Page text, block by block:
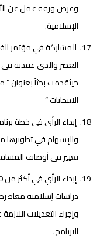
وعرض ورقة عمل عن
الإسلامية.
المشاركة في مؤتمر
العصر والذي عقدته في
حيثقدمت بحثاً بعنوان
الانتخابات “
إبداء الرأي في خطة
والإسهام في تطويرها
تغيير في أوصاف
دراسات إسلامية معاصرة
وإجراء التعديلات
البرنامج.